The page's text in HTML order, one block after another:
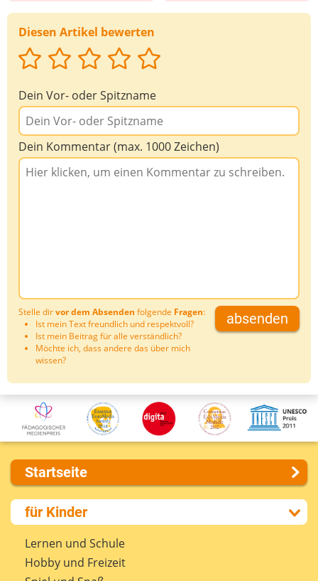
Diesen Artikel bewerten
Dein Vor- oder Spitzname
Dein Kommentar (max. 1000 Zeichen)
Stelle dirvor dem Absenden folgende Fragen:
Ist mein Text freundlich und respektvoll?
Ist mein Beitrag für alle verständlich?
Möchte ich, dass andere das über mich
wissen?
absenden
Startseite
Über uns
Presse
Kontakt
Impressum
für Kinder
Lernen und Schule
Hobby und Freizeit